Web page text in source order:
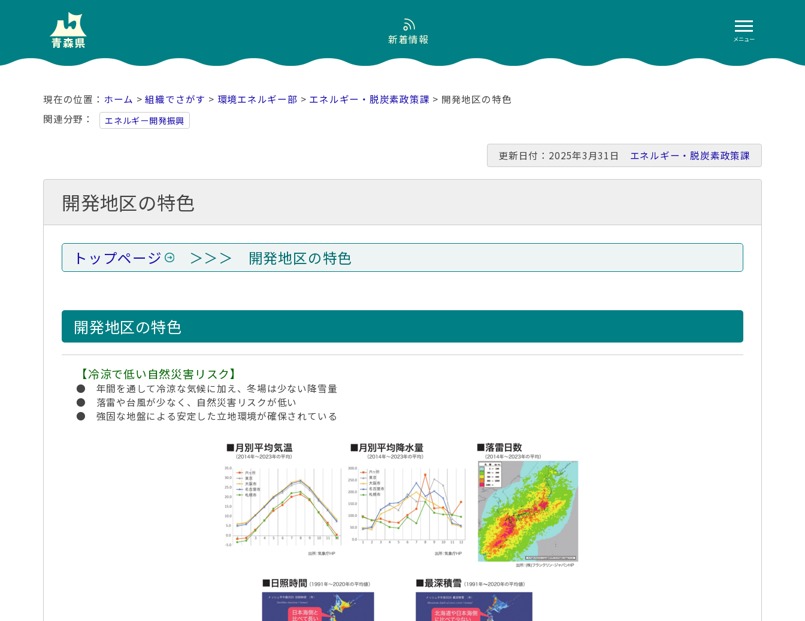
メニュー
新着情報
ホーム >組織でさがす > 環境エネルギー部 > エネルギー・脱炭素政策課 > 開発地区の特色
関連分野
エネルギー開発振興
更新日付：2025年3月31日 エネルギー・脱炭素政策課
開発地区の特色
トップページ ＞＞＞ 開発地区の特色
開発地区の特色
【冷涼で低い自然災害リスク】
● 年間を通して冷涼な気候に加え、冬場は少ない降雪量
● 落雷や台風が少なく、自然災害リスクが低い
● 強固な地盤による安定した立地環境が確保されている